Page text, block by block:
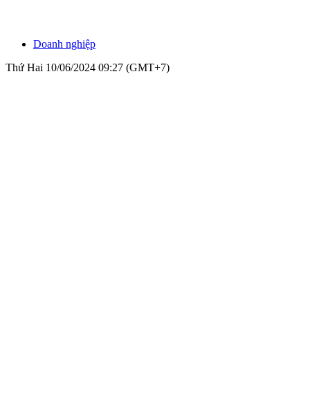
Doanh nghiệp
Thứ Hai 10/06/2024 09:27 (GMT+7)